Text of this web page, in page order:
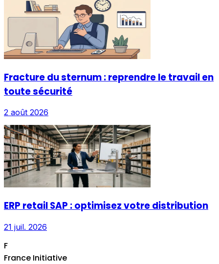
Fracture du sternum : reprendre le travail en
toute sécurité
2 août 2026
ERP retail SAP : optimisez votre distribution
21 juil. 2026
F
France Initiative